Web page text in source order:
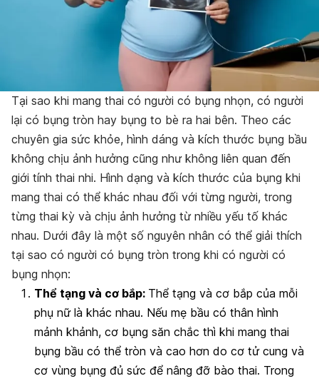
Tại sao khi mang thai có người có bụng nhọn, có người
lại có bụng tròn hay bụng to bè ra hai bên. Theo các
chuyên gia sức khỏe, hình dáng và kích thước bụng bầu
không chịu ảnh hưởng cũng như không liên quan đến
giới tính thai nhi. Hình dạng và kích thước của bụng khi
mang thai có thể khác nhau đối với từng người, trong
từng thai kỳ và chịu ảnh hưởng từ nhiều yếu tố khác
nhau. Dưới đây là một số nguyên nhân có thể giải thích
tại sao có người có bụng tròn trong khi có người có
bụng nhọn:
Thể tạng và cơ bắp: Thể tạng và cơ bắp của mỗi
phụ nữ là khác nhau. Nếu mẹ bầu có thân hình
mảnh khảnh, cơ bụng săn chắc thì khi mang thai
bụng bầu có thể tròn và cao hơn do cơ tử cung và
cơ vùng bụng đủ sức để nâng đỡ bào thai. Trong